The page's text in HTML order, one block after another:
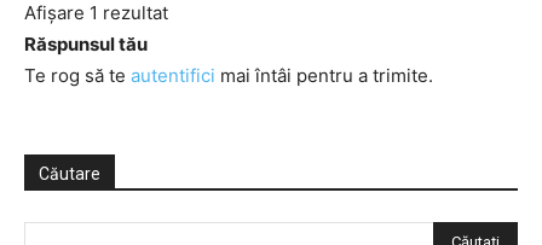
Afișare 1 rezultat
Răspunsul tău
Te rog să te autentifici mai întâi pentru a trimite.
Căutare